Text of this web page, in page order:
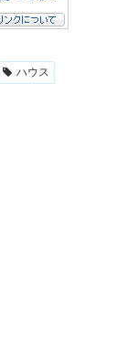
ハウス